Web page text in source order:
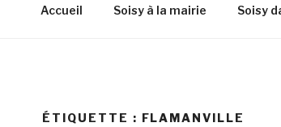
Accueil Soisy à la mairie Soisy
ÉTIQUETTE : FLAMANVILLE